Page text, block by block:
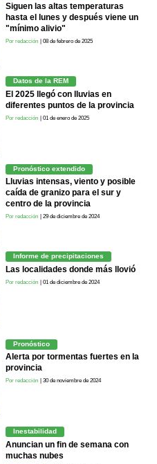
Siguen las altas temperaturas
hasta el lunes y después viene un
"mínimo alivio"
Por redacción | 08 de febrero de 2025
Datos de la REM
El 2025 llegó con lluvias en
diferentes puntos de la provincia
Por redacción | 01 de enero de 2025
Pronóstico extendido
Lluvias intensas, viento y posible
caída de granizo para el sur y
centro de la provincia
Por redacción | 29 de diciembre de 2024
Informe de precipitaciones
Las localidades donde más llovió
Por redacción | 01 de diciembre de 2024
Pronóstico
Alerta por tormentas fuertes en la
provincia
Por redacción | 30 de noviembre de 2024
Inestabilidad
Anuncian un fin de semana con
muchas nubes